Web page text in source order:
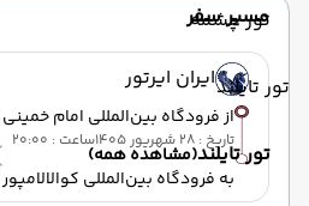
تور چشمه
تور تایلند
تور تایلند(مشاهده همه)
مسیر سفر
ایران ایرتور
از فرودگاه بین‌المللی امام خمینی IKA
تاریخ : 28 شهریور 1405 ساعت : 20:00
به فرودگاه بین‌المللی کوالالامپور KUL